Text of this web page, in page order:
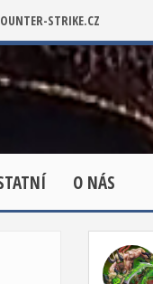
STRIKE.CZ
O NÁS